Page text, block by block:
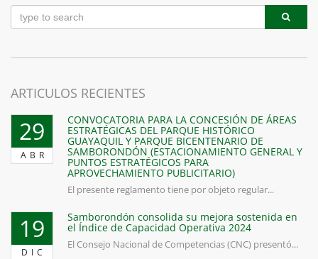
ARTICULOS RECIENTES
29
ABR
CONVOCATORIA PARA LA CONCESIÓN DE ÁREAS
ESTRATÉGICAS DEL PARQUE HISTÓRICO
GUAYAQUIL Y PARQUE BICENTENARIO DE
SAMBORONDÓN (ESTACIONAMIENTO GENERAL Y
PUNTOS ESTRATÉGICOS PARA
APROVECHAMIENTO PUBLICITARIO)
El presente reglamento tiene por objeto regular...
19
DIC
Samborondón consolida su mejora sostenida en
el Índice de Capacidad Operativa 2024
El Consejo Nacional de Competencias (CNC) presentó...